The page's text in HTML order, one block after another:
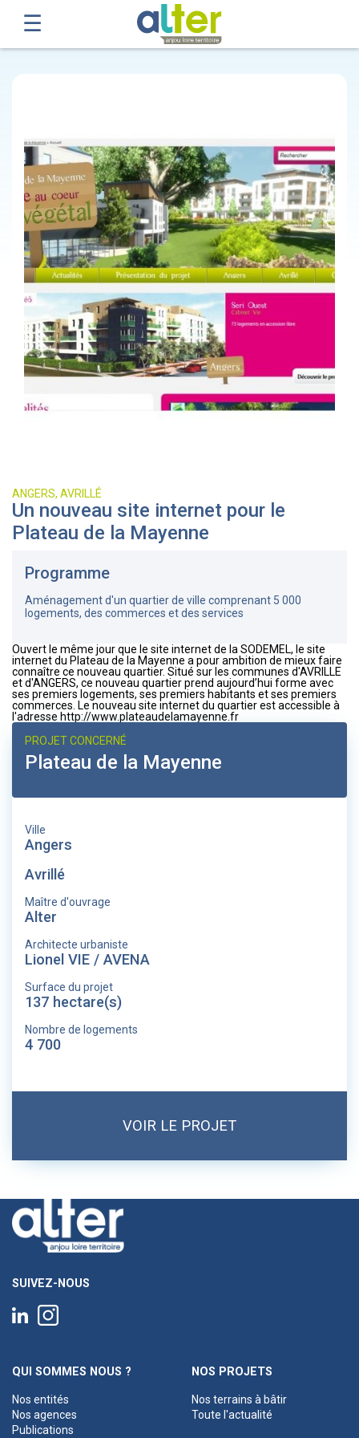
ANGERS, AVRILLÉ
Un nouveau site internet pour le
Plateau de la Mayenne
Programme
Aménagement d'un quartier de ville comprenant 5 000
logements, des commerces et des services
Ouvert le même jour que le site internet de la SODEMEL, le site
internet du Plateau de la Mayenne a pour ambition de mieux faire
connaître ce nouveau quartier. Situé sur les communes d'AVRILLE
et d'ANGERS, ce nouveau quartier prend aujourd’hui forme avec
ses premiers logements, ses premiers habitants et ses premiers
commerces. Le nouveau site internet du quartier est accessible à
l'adresse http://www.plateaudelamayenne.fr
PROJET CONCERNÉ
Plateau de la Mayenne
Ville
Angers
Avrillé
Maître d'ouvrage
Alter
Architecte urbaniste
Lionel VIE / AVENA
Surface du projet
137 hectare(s)
Nombre de logements
4 700
VOIR LE PROJET
SUIVEZ-NOUS
QUI SOMMES NOUS ?
Nos entités
Nos agences
Publications
NOS PROJETS
Nos terrains à bâtir
Toute l'actualité